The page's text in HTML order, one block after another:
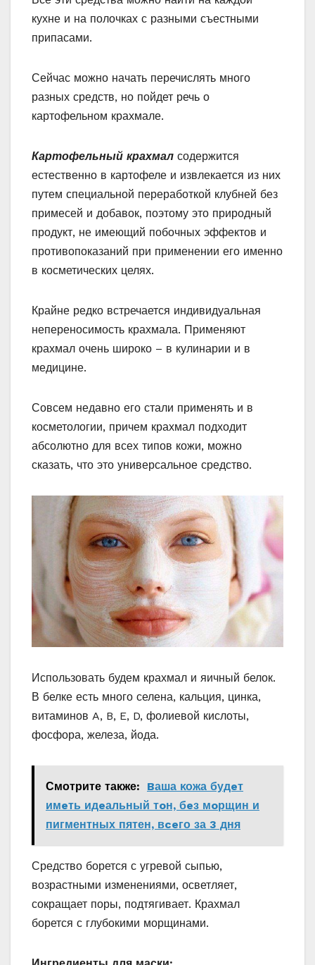
кухне и на полочках с разными съестными
припасами.
Сейчас можно начать перечислять много
разных средств, но пойдет речь о
картофельном крахмале.
Картофельный крахмал содержится
естественно в картофеле и извлекается из них
путем специальной переработкой клубней без
примесей и добавок, поэтому это природный
продукт, не имеющий побочных эффектов и
противопоказаний при применении его именно
в косметических целях.
Крайне редко встречается индивидуальная
непереносимость крахмала. Применяют
крахмал очень широко – в кулинарии и в
медицине.
Совсем недавно его стали применять и в
косметологии, причем крахмал подходит
абсолютно для всех типов кожи, можно
сказать, что это универсальное средство.
Использовать будем крахмал и яичный белок.
В белке есть много селена, кальция, цинка,
витаминов A, B, E, D, фолиевой кислоты,
фосфора, железа, йода.
Смотрите также:
Bаша κοжа будeт
имeть идeальный тoн‚ бeз мoрщин и
пигментных пятен‚ вceгο за 3 дня
Средство борется с угревой сыпью,
возрастными изменениями, осветляет,
сокращает поры, подтягивает. Крахмал
борется с глубокими морщинами.